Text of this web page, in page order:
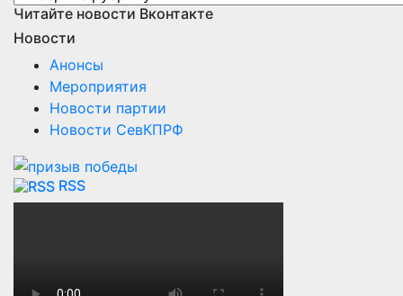
Читайте новости Вконтакте
Новости
Анонсы
Мероприятия
Новости партии
Новости СевКПРФ
RSS